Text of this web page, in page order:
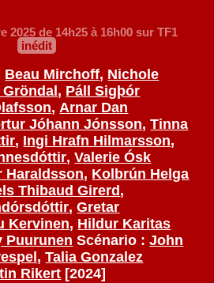
2025de 14h25 à 16h00 sur TF1
inédit
Beau Mirchoff, Nichole
, Páll Sigþór
,Arnar Dan
Jóhann Jónsson,Tinna
, Ingi Hrafn Hilmarsson,
,Valerie Ósk
Haraldsson, Kolbrún Helga
Thibaud Girerd ,
,Gretar
Kervinen, Hildur Karitas
Puurunen Scénario :John
,Talia Gonzalez
Rikert [2024]